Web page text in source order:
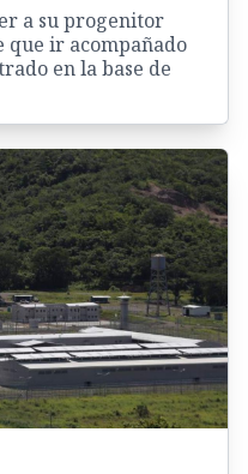
a su progenitor
ir acompañado
en la base de